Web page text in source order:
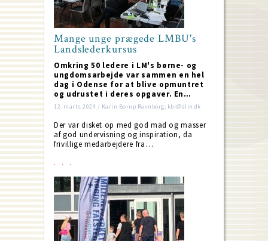
Mange unge prægede LMBU's
Landslederkursus
Omkring 50 ledere i LM's børne- og
ungdomsarbejde var sammen en hel
dag i Odense for at blive opmuntret
og udrustet i deres opgaver. En…
12. marts 2024 / Karin Borup Ravnborg; kbr@dlm.dk
Der var disket op med god mad og masser
af god undervisning og inspiration, da
frivillige medarbejdere fra…